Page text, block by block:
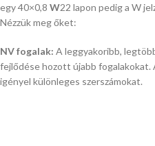
egy 40×0,8 W22 lapon pedig a W
Nézzük meg őket:
NV fogalak: A leggyakoribb,
fejlődése hozott újabb fogalakokat.
igényel különleges szerszámokat.